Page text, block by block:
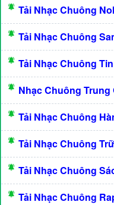
Tải Nhạc Chuông
Tải Nhạc Chuông
Tải Nhạc Chuông
Nhạc Chuông Trung
Tải Nhạc Chuông
Tải Nhạc Chuông
Tải Nhạc Chuông
Tải Nhạc Chuông